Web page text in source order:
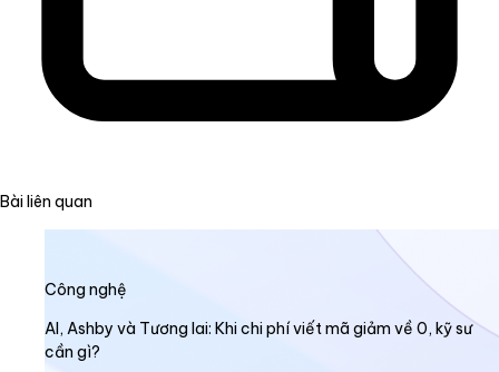
Bài liên quan
Công nghệ
AI, Ashby và Tương lai: Khi chi phí viết mã giảm về 0, kỹ sư
cần gì?